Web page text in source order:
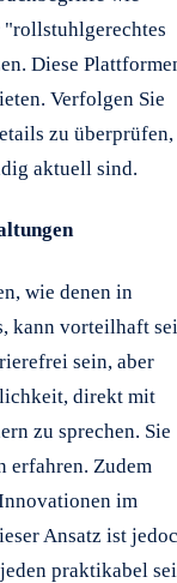
"rollstuhlgerechtes
Diese
Verfolgen Sie
zu überprüfen,
aktuell sind.
wie denen in
kann vorteilhaft
sein, aber
direkt mit
zu sprechen. Sie
erfahren. Zudem
im
Ansatz ist
praktikabel